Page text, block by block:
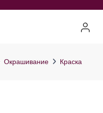
Окрашивание Краска